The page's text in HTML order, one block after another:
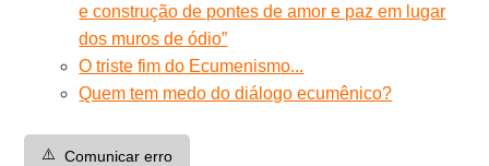
e construção de pontes de amor e paz em lugar
dos muros de ódio”
O triste fim do Ecumenismo...
Quem tem medo do diálogo ecumênico?
⚠️ Comunicar erro